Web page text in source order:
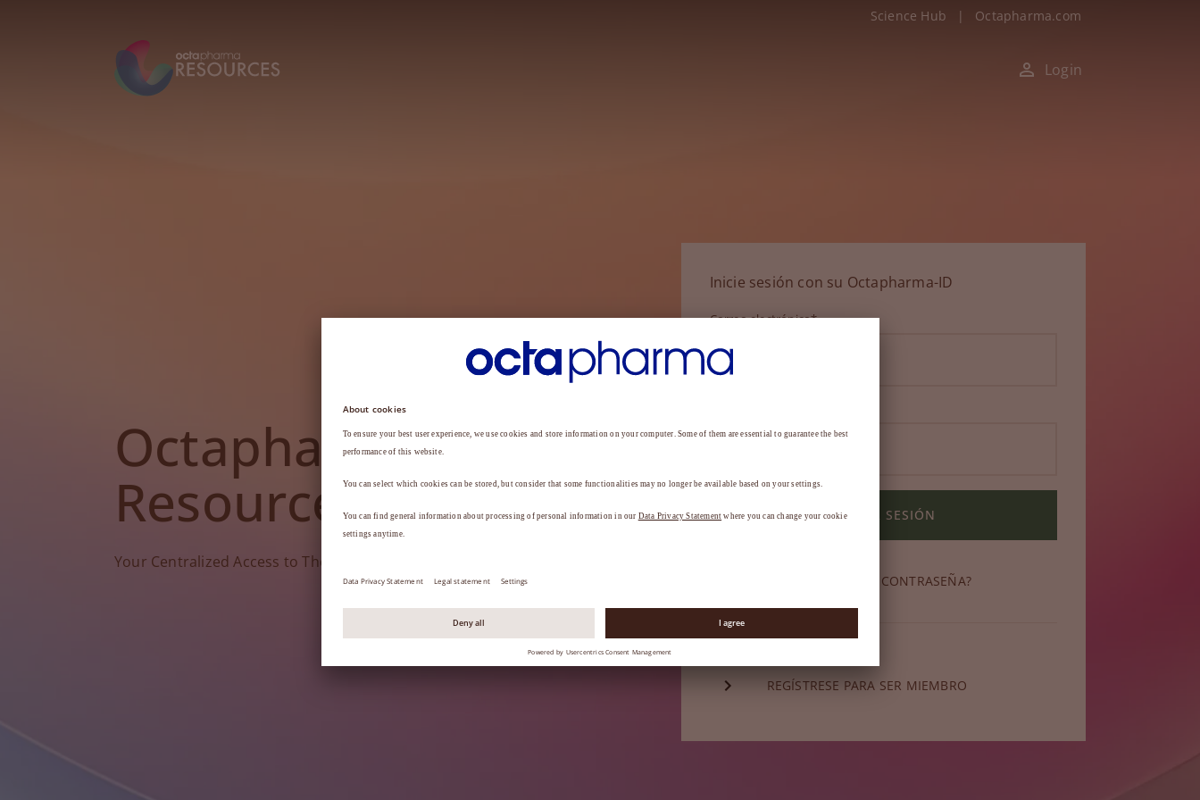
Science Hub | Octapharma.com
Login
Octapharma
Resources
Your Centralized Access to Therapy Tools.
Inicie sesión con su Octapharma-ID
Correo electrónico*
INICIAR SESIÓN
¿HA OLVIDADO SU CONTRASEÑA?
REGÍSTRESE PARA SER MIEMBRO